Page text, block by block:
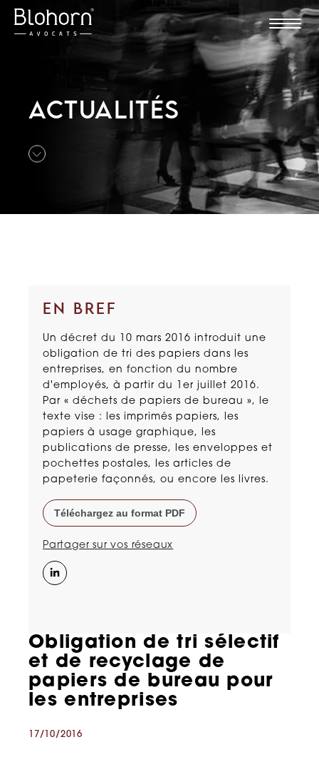
ACTUALITÉS
Obligation de tri sélectif
et de recyclage de
papiers de bureau pour
les entreprises
17/10/2016
EN BREF
Un décret du 10 mars 2016 introduit une
obligation de tri des papiers dans les
entreprises, en fonction du nombre
d'employés, à partir du 1er juillet 2016.
Par « déchets de papiers de bureau », le
texte vise : les imprimés papiers, les
papiers à usage graphique, les
publications de presse, les enveloppes et
pochettes postales, les articles de
papeterie façonnés, ou encore les livres.
Téléchargez au format PDF
Partager sur vos réseaux